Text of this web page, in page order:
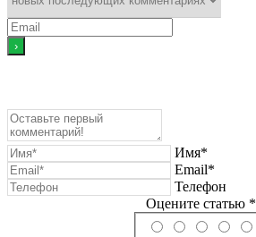
Имя*
Email*
Телефон
Оцените статью *